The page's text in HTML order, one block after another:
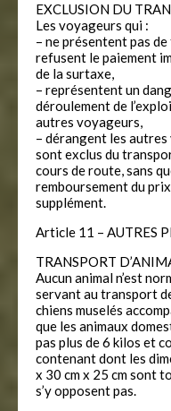
EXCLUSION DU
Les voyageurs qui :
– ne présentent pas
refusent le paiement
de la surtaxe,
– représentent un
déroulement de
autres voyageurs,
– dérangent les
sont exclus du
cours de route, sans
remboursement du
supplément.
Article 11 – AUTRES
TRANSPORT
Aucun animal n’est
servant au transport
chiens muselés
que les animaux
pas plus de 6 kilos et
contenant dont les
x 30 cm x 25 cm sont
s’y opposent pas.